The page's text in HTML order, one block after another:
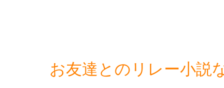
お友達とのリレー小説